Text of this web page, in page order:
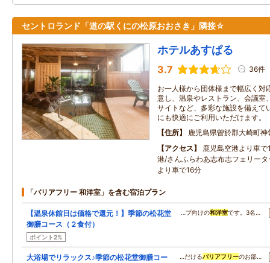
セントロランド「道の駅くにの松原おおさき」隣接☆
ホテルあすぱる
3.7 36件
お一人様から団体様まで幅広く対
意し、温泉やレストラン、会議室
サイトなど、多彩な施設を備えて
にも快適にご利用いただけます。
住所
鹿児島県曽於郡大崎町神
アクセス
鹿児島空港より車
港/さんふらわあ志布志フェリー
より車で16分
「バリアフリー 和洋室」を含む宿泊プラン
【温泉休館日は価格で還元！】季節の松花堂
御膳コース（２食付）
ポイント2%
…プ向けの和洋室です。3名…
大浴場でリラックス♪季節の松花堂御膳コー
…だけるバリアフリーのお部…